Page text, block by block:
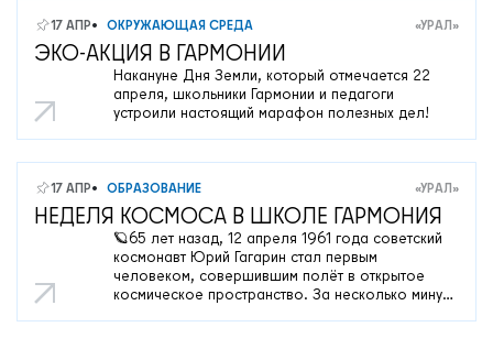
17 АПР ОКРУЖАЮЩАЯ СРЕДА «УРАЛ»
ЭКО-АКЦИЯ В ГАРМОНИИ
Накануне Дня Земли, который отмечается 22
апреля, школьники Гармонии и педагоги
устроили настоящий марафон полезных дел!
17 АПР ОБРАЗОВАНИЕ «УРАЛ»
НЕДЕЛЯ КОСМОСА В ШКОЛЕ ГАРМОНИЯ
🪐65 лет назад, 12 апреля 1961 года советский
космонавт Юрий Гагарин стал первым
человеком, совершившим полёт в открытое
космическое пространство. ️За несколько минут